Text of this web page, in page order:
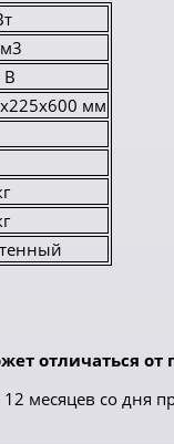
В
мм
отличаться от
месяцев со дня